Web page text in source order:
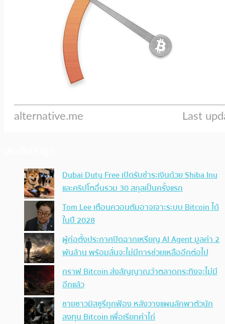
Dubai Duty Free เปิดรับชำระเงินด้วย Shiba Inu
และคริปโตอื่นรวม 30 สกุลเป็นครั้งแรก
Tom Lee เตือนควอนตัมอาจเจาะระบบ Bitcoin ได้
ในปี 2028
ผู้ก่อตั้งประกาศปิดฉากเหรียญ AI Agent มูลค่า 2
พันล้าน พร้อมลั่นจะไม่มีการช่วยเหลืออีกต่อไป
กราฟ Bitcoin ส่งสัญญาณว่าตลาดกระทิงจะไม่มี
อีกแล้ว
ชายชาวมิสซูรีถูกฟ้อง หลังวางแผนลักพาตัวนัก
ลงทุน Bitcoin เพื่อเรียกค่าไถ่